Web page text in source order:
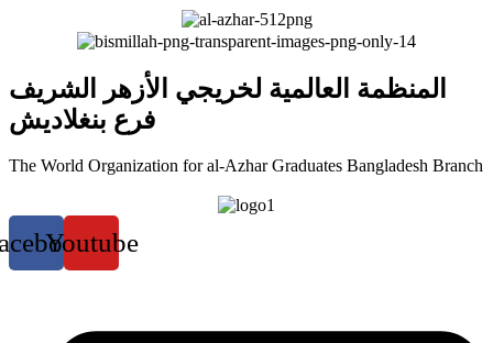
المنظمة العالمية لخريجي الأزهر الشريف
فرع بنغلاديش
The World Organization for al-Azhar Graduates Bangladesh Branch
Youtube